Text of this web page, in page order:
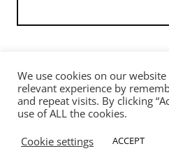
Impressum
Datenschutz
Copyright © 2026 Helm-
We use cookies on our
relevant experience by
and repeat visits. By clicking
use of ALL the cookies.
Cookie settings
ACCEPT